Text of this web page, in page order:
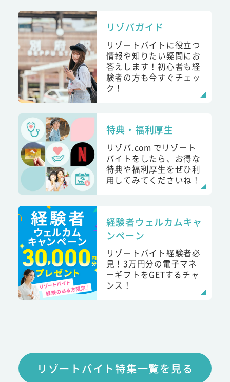
リゾバガイド
リゾートバイトに役立つ
情報や知りたい疑問にお
答えします！初心者も経
験者の方も今すぐチェッ
ク！
特典・福利厚生
リゾバ.com でリゾート
バイトをしたら、お得な
特典や福利厚生をぜひ利
用してみてくださいね！
経験者ウェルカムキャ
ンペーン
リゾートバイト経験者必
見！3万円分の電子マネ
ーギフトをGETするチャ
ンス！
リゾートバイト特集一覧を見る